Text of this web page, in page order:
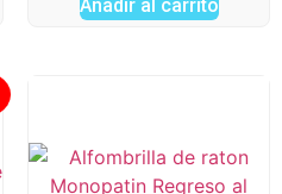
Añadir al carrito